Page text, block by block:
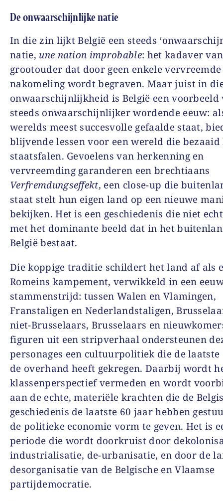
De onwaarschijnlijke natie
In die zin lijkt België een steeds
natie, une nation improbable: het kadaver
grootouder dat door geen enkele vervreemde
nakomeling wordt begraven. Maar juist in
onwaarschijnlijkheid is België een voorbeeld
steeds onwaarschijnlijker wordende eeuw:
werelds meest succesvolle gefaalde staat,
blijvende lessen voor een wereld die
staatsfalen. Gevoelens van herkenning en
vervreemding garanderen een brechtiaans
Verfremdungseffekt, een close-up die
staat stelt hun eigen land op een nieuwe
bekijken. Het is een geschiedenis die niet
met het dominante beeld dat in het
België bestaat.
Die koppige traditie schildert het land af als
Romeins kampement, verwikkeld in een
stammenstrijd: tussen Walen en Vlamingen,
Franstaligen en Nederlandstaligen,
niet-Brusselaars, Brusselaars en
figuren uit een stripverhaal ondersteunen
personages een cultuurpolitiek die de laatste
de overhand heeft gekregen. Daarbij wordt
klassenperspectief vermeden en wordt
aan de echte, materiële krachten die de
geschiedenis de laatste 60 jaar hebben
de politieke economie vorm te geven. Het is
periode die wordt doorkruist door
industrialisatie, de-urbanisatie, en door de
desorganisatie van de Belgische en Vlaamse
partijdemocratie.